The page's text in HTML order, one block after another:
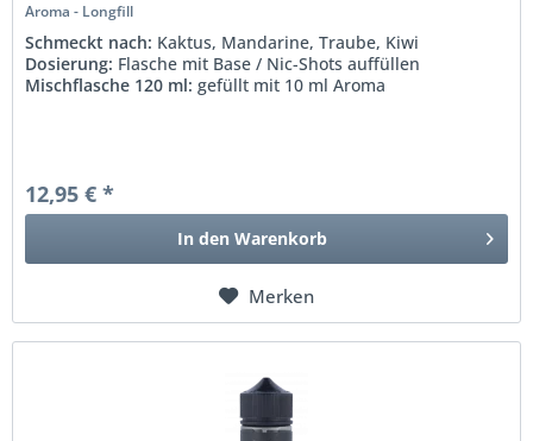
Aroma - Longfill
Schmeckt nach: Kaktus, Mandarine, Traube, Kiwi
Dosierung: Flasche mit Base / Nic-Shots auffüllen
Mischflasche 120 ml: gefüllt mit 10 ml Aroma
12,95 € *
In den Warenkorb
Merken